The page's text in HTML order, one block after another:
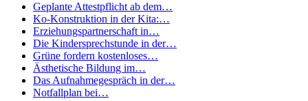
Geplante Attestpflicht ab dem…
Ko-Konstruktion in der Kita:…
Erziehungspartnerschaft in…
Die Kindersprechstunde in der…
Grüne fordern kostenloses…
Ästhetische Bildung im…
Das Aufnahmegespräch in der…
Notfallplan bei…